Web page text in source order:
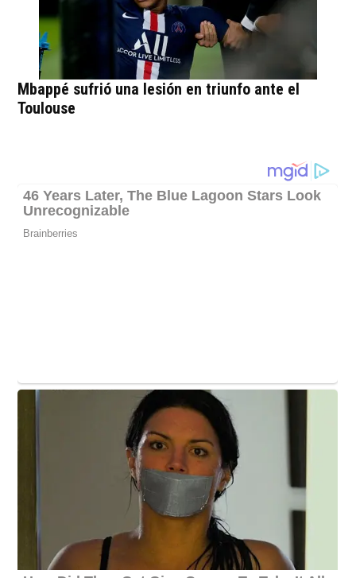
Mbappé sufrió una lesión en triunfo ante el
Toulouse